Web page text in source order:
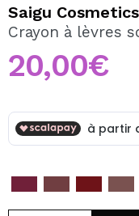
En créant un compte
effectuer vos achats
commandes et
Saigu Cosmetics
Crayon à lèvres
20,00€